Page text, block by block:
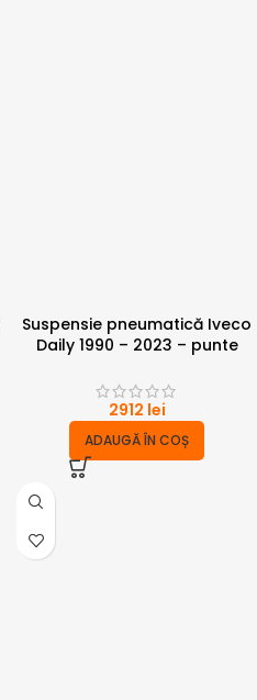
Suspensie pneumatică Iveco
Daily 1990 – 2023 – punte
2912 lei
ADAUGĂ ÎN COȘ